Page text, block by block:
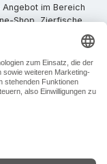
im Bereich
Shop, Zierfische,
usw. ! Als
stehen wir Ihnen für
zur
senden Sie uns